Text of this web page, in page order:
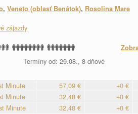
, Veneto (oblasť Benátok), Rosolina Mare
zájazdy
Termíny od: 29.08., 8 dňové
Minute 57,09 €
+0 €
Minute 32,48 €
+0 €
Minute 32,48 €
+0 €